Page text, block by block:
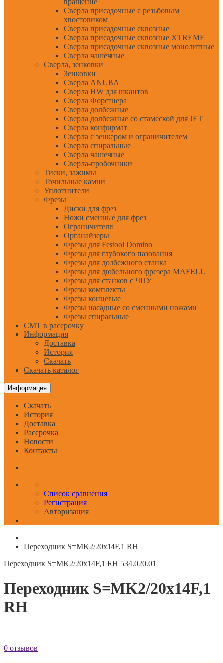
вращение
Сверла присадочные с резьбовым
хвостовиком
Сверла присадочные сквозные
Сверла присадочные сквозные XTREME
Сверла присадочные сквозные монолитные
Сверла чашечные
Сверла, зенковки
Зенковки
Сверла ANUBA
Сверла HW для шкантов
Сверла Форстнера
Сверла долбежные
Сверла долбежные со стамеской для JET
Сверла конфирмат
Сверла с зенкером и ограничителем
Сверла спиральные
Сверла чашечные
Сверла-пробочники
Тиски, зажимы
Точильные камни
Уплотнители
Фрезы
Диски для фрез
Ножи сменные для фрез
Ограничители
Органайзеры
Фрезы для Festool Domino
Фрезы для глубокого пазования
Фрезы для долбежного станка
Фрезы для дюбельного фрезера MAFELL
Фрезы для станков с ЧПУ
Фрезы комплекты
Фрезы концевые
Фрезы насадные со сменными ножами
Фрезы спиральные
CMT в рассрочку
Информация
Доставка
История
Скачать
Скачать каталог
Информация
Скачать
История
Доставка
Рассрочка
Новости
Контакты
Список сравнения
Регистрация
Авторизация
Переходник S=MK2/20x14F,1 RH
Переходник S=MK2/20x14F,1 RH 534.020.01
Переходник S=MK2/20x14F,1
RH
0 отзывов